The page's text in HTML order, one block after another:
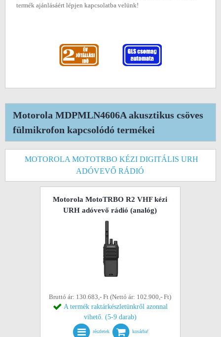
termék ajánlásáért lépjen kapcsolatba velünk!
Motorola MDPMLN4606A akusztikus csöves
fülmikrofon kapcsolódó termékei
MOTOROLA MOTOTRBO KÉZI DIGITÁLIS URH
ADÓVEVŐ RÁDIÓ
Motorola MotoTRBO R2 VHF kézi
URH adóvevő rádió (analóg)
Bruttó ár: 130.683,- Ft (Nettó ár: 102.900,- Ft)
A termék raktárkészletünkről azonnal
vihető. (5-9 darab)
részletek kosárba!